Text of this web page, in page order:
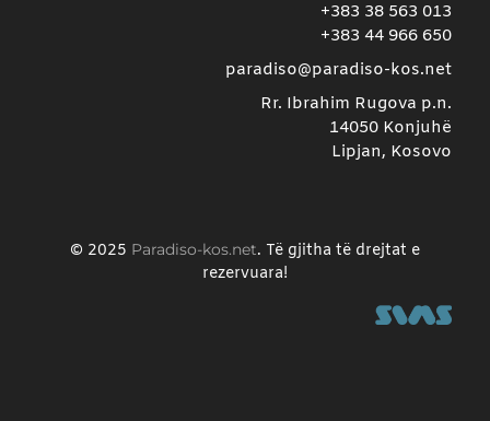
+383 38 563 013
+383 44 966 650
paradiso@paradiso-kos.net
Rr. Ibrahim Rugova p.n.
14050 Konjuhë
Lipjan, Kosovo
© 2025 Paradiso-kos.net. Të gjitha të drejtat e
rezervuara!